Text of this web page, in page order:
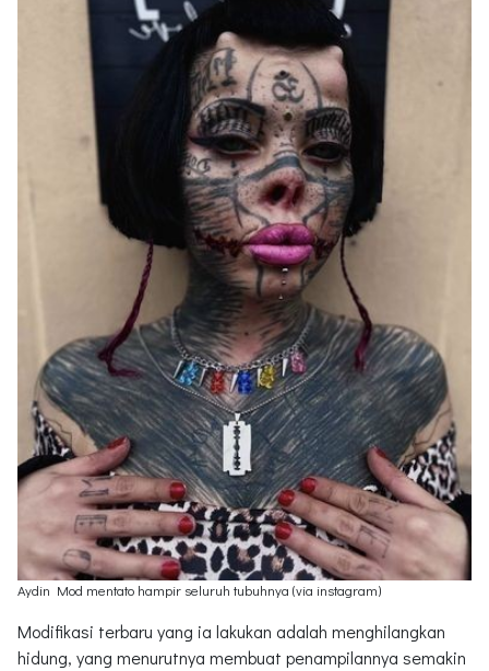
Aydin Mod mentato hampir seluruh tubuhnya (via instagram)
Modifikasi terbaru yang ia lakukan adalah menghilangkan
hidung, yang menurutnya membuat penampilannya semakin